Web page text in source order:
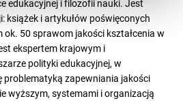
edukacyjnej i filozofii nauki. Jest
książek i artykułów poświęconych
50 sprawom jakości kształcenia w
ekspertem krajowym i
polityki edukacyjnej, w
problematyką zapewniania jakości
wyższym, systemami i organizacją